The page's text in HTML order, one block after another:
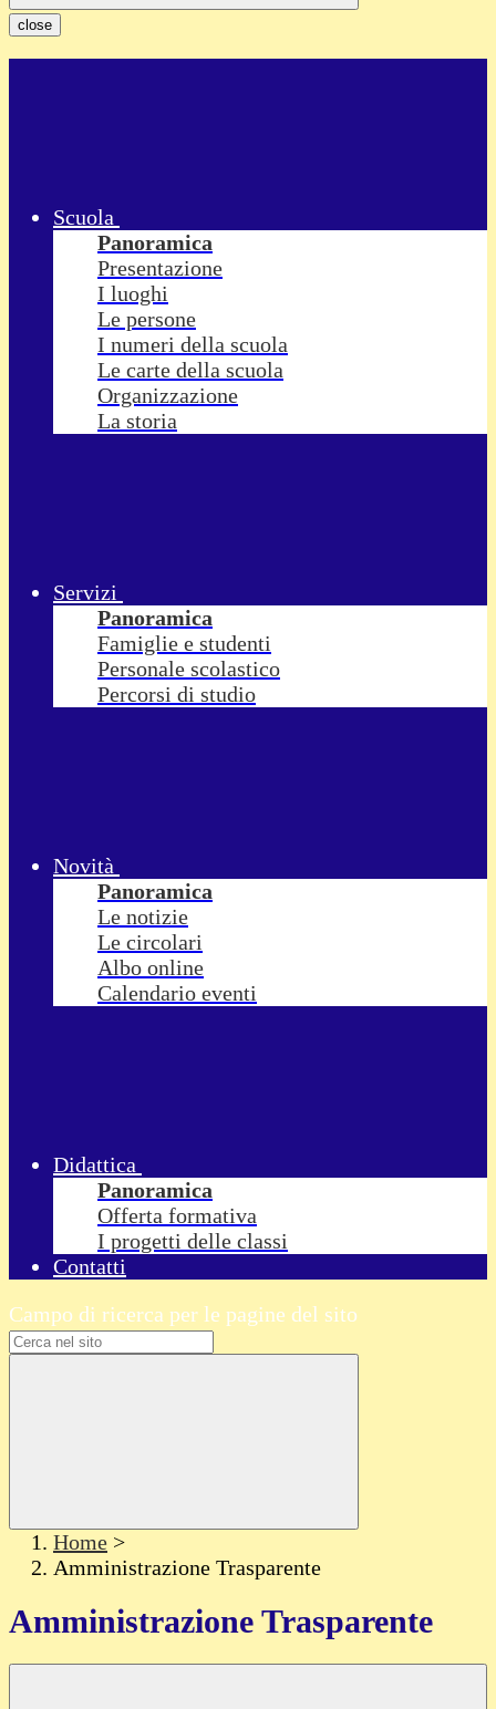
close
Scuola
Panoramica
Presentazione
I luoghi
Le persone
I numeri della scuola
Le carte della scuola
Organizzazione
La storia
Servizi
Panoramica
Famiglie e studenti
Personale scolastico
Percorsi di studio
Novità
Panoramica
Le notizie
Le circolari
Albo online
Calendario eventi
Didattica
Panoramica
Offerta formativa
I progetti delle classi
Contatti
Campo di ricerca per le pagine del sito
Home >
Amministrazione Trasparente
Amministrazione Trasparente